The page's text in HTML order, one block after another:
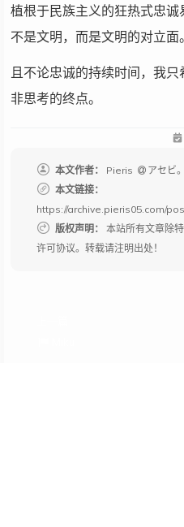
植根于民族主义的狂热式忠
不是文明，而是文明的对立面。
且不论忠诚的持续时间，我
非思考的终点。
本文作者： Pieris
アセビ。
本文链接：
https://archive.pieris05.com/
版权声明： 本站所有文章除
许可协议。转载请注明出处！